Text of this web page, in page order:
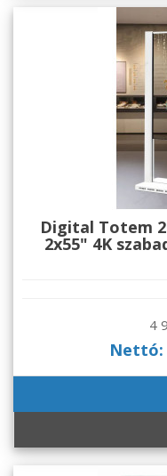
Digital Totem
2x55" 4K
4
Nettó: